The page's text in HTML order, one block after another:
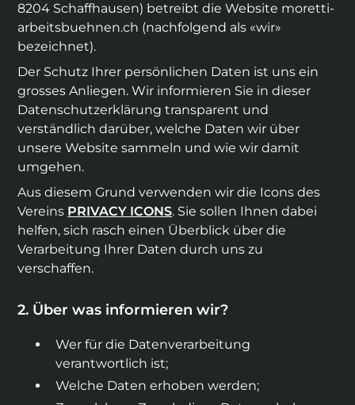
8204 Schaffhausen) betreibt die Website moretti-
arbeitsbuehnen.ch (nachfolgend als «wir»
bezeichnet).
Der Schutz Ihrer persönlichen Daten ist uns ein
grosses Anliegen. Wir informieren Sie in dieser
Datenschutzerklärung transparent und
verständlich darüber, welche Daten wir über
unsere Website sammeln und wie wir damit
umgehen.
Aus diesem Grund verwenden wir die Icons des
Vereins PRIVACY ICONS. Sie sollen Ihnen dabei
helfen, sich rasch einen Überblick über die
Verarbeitung Ihrer Daten durch uns zu
verschaffen.
Über was informieren wir?
Wer für die Datenverarbeitung
verantwortlich ist;
Welche Daten erhoben werden;